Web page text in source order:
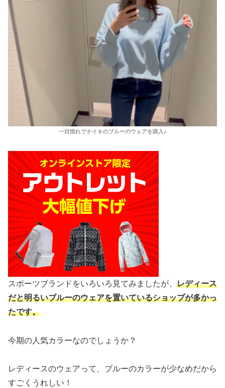
一目惚れでナイキのブルーのウェアを購入♪
スポーツブランドをいろいろ見てみましたが、 レディース
だと明るいブルーのウェアを置いているショップが多かっ
たです。
今期の人気カラーなのでしょうか？
レディースのウェアって、ブルーのカラーが少なめだから
すごくうれしい！